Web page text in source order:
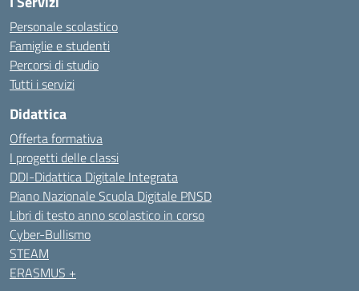
Personale scolastico
Famiglie e studenti
Percorsi di studio
Tutti i servizi
Didattica
Offerta formativa
I progetti delle classi
DDI-Didattica Digitale Integrata
Piano Nazionale Scuola Digitale PNSD
Libri di testo anno scolastico in corso
Cyber-Bullismo
STEAM
ERASMUS +